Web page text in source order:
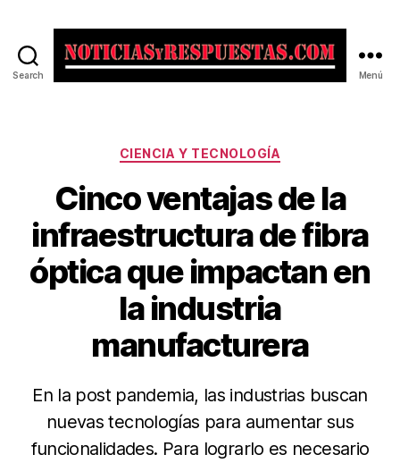
Search Menú
Categorías
CIENCIA Y TECNOLOGÍA
Cinco ventajas de la
infraestructura de fibra
óptica que impactan en
la industria
manufacturera
En la post pandemia, las industrias buscan
nuevas tecnologías para aumentar sus
funcionalidades. Para lograrlo es necesario